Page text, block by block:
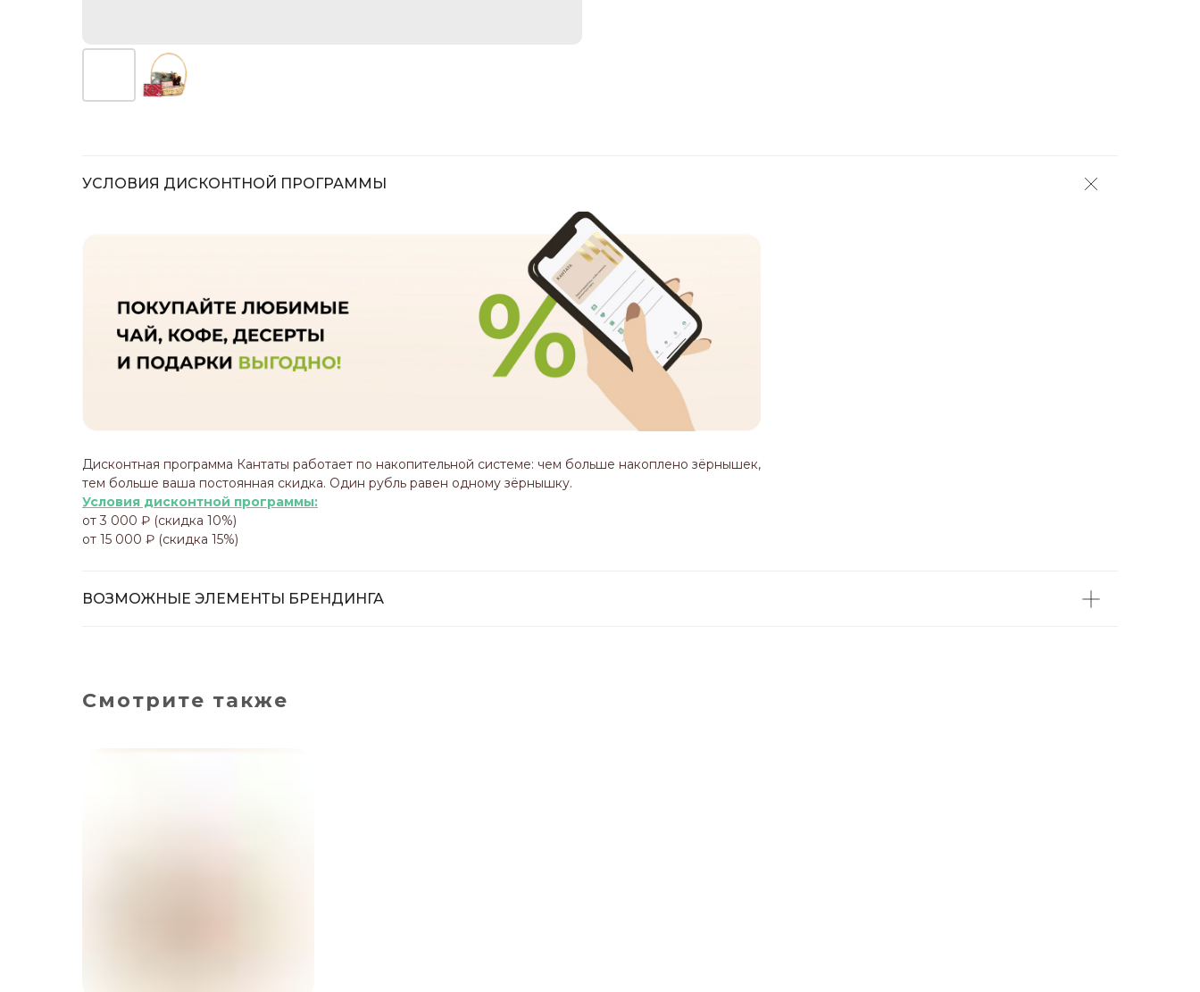
УСЛОВИЯ ДИСКОНТНОЙ ПРОГРАММЫ
Дисконтная программа Кантаты работает по накопительной системе: чем больше накоплено зёрнышек,
тем больше ваша постоянная скидка. Один рубль равен одному зёрнышку.
Условия дисконтной программы:
от 3 000 ₽ (скидка 10%)
от 15 000 ₽ (скидка 15%)
ВОЗМОЖНЫЕ ЭЛЕМЕНТЫ БРЕНДИНГА
Смотрите также